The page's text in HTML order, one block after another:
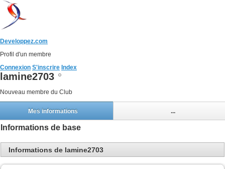
Developpez.com
Profil d'un membre
Connexion S'inscrire Index
lamine2703
Nouveau membre du Club
Mes informations ...
Informations de base
Informations de lamine2703